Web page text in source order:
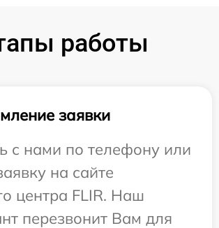
работы
заявки
с нами по телефону или
на сайте
центра FLIR. Наш
перезвонит Вам для